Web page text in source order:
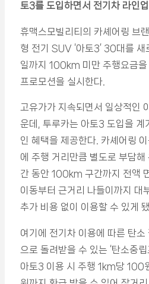
토3를 도입하면서 전기차 라인
휴맥스모빌리티의 카셰어링 브
형 전기 SUV ‘아토3’ 30대를
일까지 100km 미만 주행요금을
프로모션을 실시한다.
고유가가 지속되면서 일상적인
운데, 투루카는 아토3 도입을 계
인 혜택을 제공한다. 카셰어링 이
에 주행 거리만큼 별도로 부담해
간 동안 100km 구간까지 전액
이동부터 근거리 나들이까지 대
추가 비용 없이 이용할 수 있게
여기에 전기차 이용에 따른 탄소
으로 돌려받을 수 있는 ‘탄소중
아토3 이용 시 주행 1km당 100